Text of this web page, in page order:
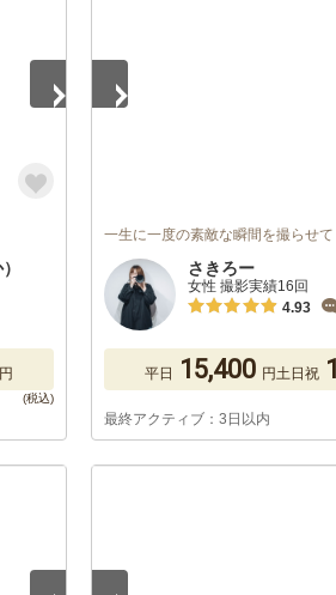
円
一生に一度の素敵な瞬間を撮らせ
さきろー
女性 撮影実績16回
4.93
平日 15,400 円土日祝
最終アクティブ：3日以内